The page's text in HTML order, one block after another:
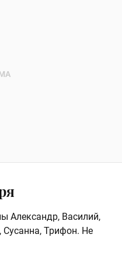
Александр, Василий,
Сусанна, Трифон. Не